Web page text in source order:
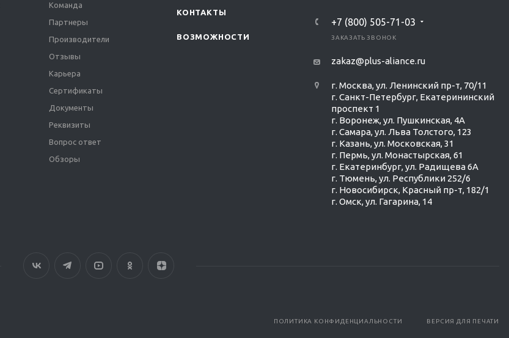
Команда
Партнеры
Производители
Отзывы
Карьера
Сертификаты
Документы
Реквизиты
Вопрос ответ
Обзоры
КОНТАКТЫ
ВОЗМОЖНОСТИ
+7 (800) 505-71-03
ЗАКАЗАТЬ ЗВОНОК
zakaz@plus-aliance.ru
г. Москва, ул. Ленинский пр-т, 70/11
г. Санкт-Петербург, Екатерининский
проспект 1
г. Воронеж, ул. Пушкинская, 4А
г. Самара, ул. Льва Толстого, 123
г. Казань, ул. Московская, 31
г. Пермь, ул. Монастырская, 61
г. Екатеринбург, ул. Радищева 6А
г. Тюмень, ул. Республики 252/6
г. Новосибирск, Красный пр-т, 182/1
г. Омск, ул. ​Гагарина, 14
ВЕРСИЯ ДЛЯ ПЕЧАТИ
ПОЛИТИКА КОНФИДЕНЦИАЛЬНОСТИ